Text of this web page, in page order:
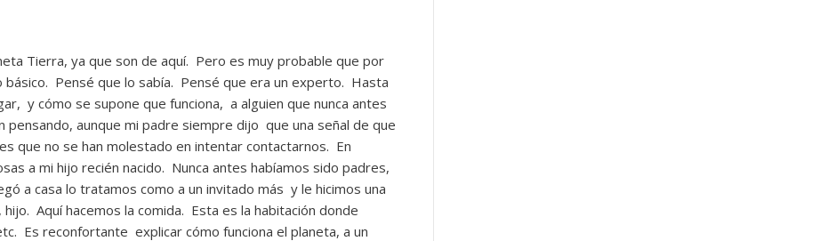
Tierra, ya que son de aquí. Pero es muy probable que por
básico. Pensé que lo sabía. Pensé que era un experto. Hasta
y cómo se supone que funciona, a alguien que nunca antes
pensando, aunque mi padre siempre dijo que una señal de que
que no se han molestado en intentar contactarnos. En
a mi hijo recién nacido. Nunca antes habíamos sido padres,
a casa lo tratamos como a un invitado más y le hicimos una
Aquí hacemos la comida. Esta es la habitación donde
Es reconfortante explicar cómo funciona el planeta, a un